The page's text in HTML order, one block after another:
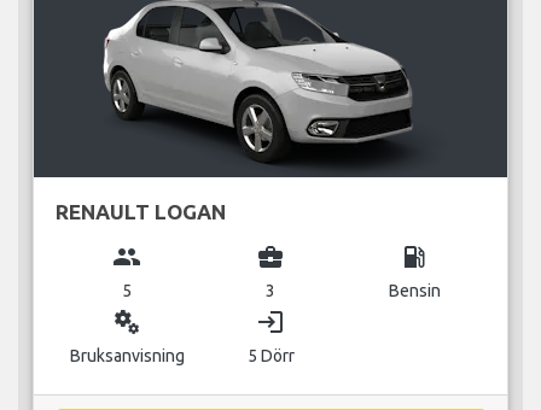
RENAULT LOGAN
group
5
business_center
3
local_gas_station
Bensin
miscellaneous_services
Bruksanvisning
login
5 Dörr